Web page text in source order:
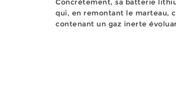
Concrètement, sa batterie
qui, en remontant le marteau,
contenant un gaz inerte